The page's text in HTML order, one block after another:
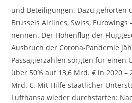
und Beteiligungen. Dazu gehörten
Brussels Airlines, Swiss,
nennen. Der Höhenflug der
Ausbruch der Corona-Pandemie
Passagierzahlen sorgten für einen
über 50% auf 13,6 Mrd. € in 2020 –
Mrd. €. Mit Hilfe staatlicher
Lufthansa wieder durchstarten: